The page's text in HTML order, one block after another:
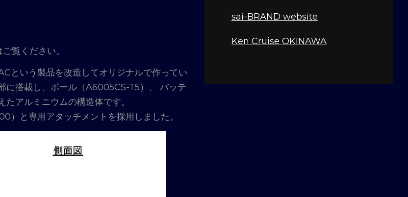
覧ください。
という製品を改造してオリジナルで作ってい
に搭載し、ポール（A6005CS-T5）、 バッテ
アルミニウムの構造体です。
）と専用アタッチメントを採用しました。
sai-BRAND website
Ken Cruise OKINAWA